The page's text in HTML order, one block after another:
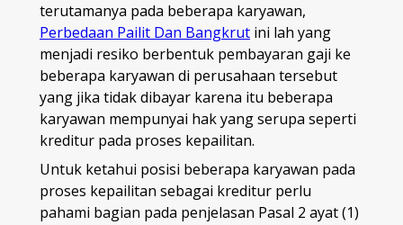
terutamanya pada beberapa karyawan,
Perbedaan Pailit Dan Bangkrut ini lah yang
menjadi resiko berbentuk pembayaran gaji ke
beberapa karyawan di perusahaan tersebut
yang jika tidak dibayar karena itu beberapa
karyawan mempunyai hak yang serupa seperti
kreditur pada proses kepailitan.
Untuk ketahui posisi beberapa karyawan pada
proses kepailitan sebagai kreditur perlu
pahami bagian pada penjelasan Pasal 2 ayat (1)